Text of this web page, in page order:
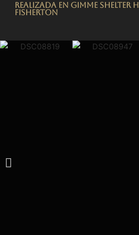
Realizada en Gimme Shelter
FISHERTON